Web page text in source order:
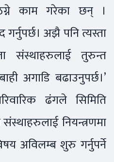
काम गरेका छन् ।
अझै पनि त्यस्ता
संस्थाहरुलाई तुरुन्त
अगाडि बढाउनुपर्छ।’
ढंगले सिमिति
नियन्त्रणमा
अविलम्ब शुरु गर्नुपर्ने